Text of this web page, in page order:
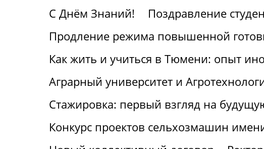
С Днём Знаний!
Поздравление
Продление режима повышенной
Как жить и учиться в Тюмени: опыт
Аграрный университет и
Стажировка: первый взгляд на
Конкурс проектов сельхозмашин